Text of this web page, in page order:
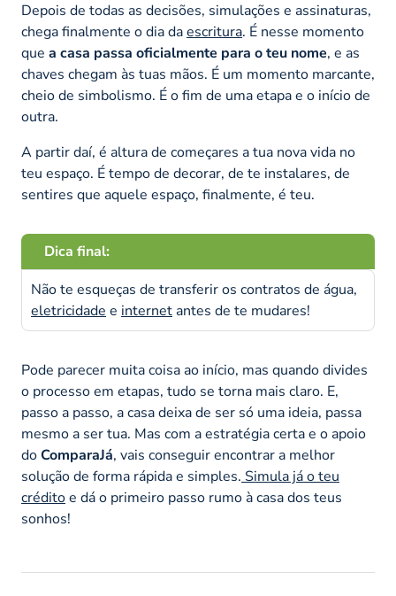
Depois de todas as decisões, simulações e assinaturas,
chega finalmente o dia daescritura. É nesse momento
que a casa passa oficialmente para o teu nome, e as
chaves chegam às tuas mãos. É um momento marcante,
cheio de simbolismo. É o fim de uma etapa e o início de
outra.
A partir daí, é altura de começares a tua nova vida no
teu espaço. É tempo de decorar, de te instalares, de
sentires que aquele espaço, finalmente, é teu.
Dica final:
Não te esqueças de transferir os contratos de água,
eletricidadee internet antes de te mudares!
Pode parecer muita coisa ao início, mas quando divides
o processo em etapas, tudo se torna mais claro. E,
passo a passo, a casa deixa de ser só uma ideia, passa
mesmo a ser tua. Mas com a estratégia certa e o apoio
doComparaJá, vais conseguir encontrar a melhor
solução de forma rápida e simples.Simula já o teu
créditoe dá o primeiro passo rumo à casa dos teus
sonhos!